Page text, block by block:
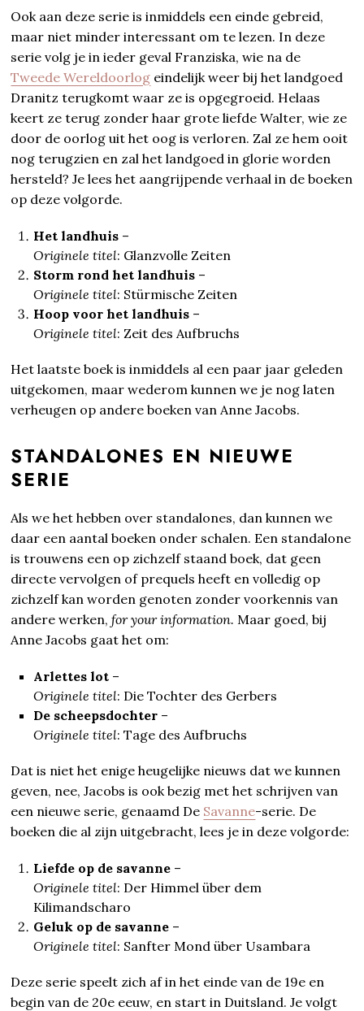
Ook aan deze serie is inmiddels een einde gebreid,
maar niet minder interessant om te lezen. In deze
serie volg je in ieder geval Franziska, wie na de
Tweede Wereldoorlog eindelijk weer bij het landgoed
Dranitz terugkomt waar ze is opgegroeid. Helaas
keert ze terug zonder haar grote liefde Walter, wie ze
door de oorlog uit het oog is verloren. Zal ze hem ooit
nog terugzien en zal het landgoed in glorie worden
hersteld? Je lees het aangrijpende verhaal in de boeken
op deze volgorde.
Het landhuis –
Originele titel: Glanzvolle Zeiten
Storm rond het landhuis –
Originele titel: Stürmische Zeiten
Hoop voor het landhuis –
Originele titel: Zeit des Aufbruchs
Het laatste boek is inmiddels al een paar jaar geleden
uitgekomen, maar wederom kunnen we je nog laten
verheugen op andere boeken van Anne Jacobs.
STANDALONES EN NIEUWE
SERIE
Als we het hebben over standalones, dan kunnen we
daar een aantal boeken onder schalen. Een standalone
is trouwens een op zichzelf staand boek, dat geen
directe vervolgen of prequels heeft en volledig op
zichzelf kan worden genoten zonder voorkennis van
andere werken,for your information. Maar goed, bij
Anne Jacobs gaat het om:
Arlettes lot –
Originele titel: Die Tochter des Gerbers
De scheepsdochter –
Originele titel: Tage des Aufbruchs
Dat is niet het enige heugelijke nieuws dat we kunnen
geven, nee, Jacobs is ook bezig met het schrijven van
een nieuwe serie, genaamd De Savanne-serie. De
boeken die al zijn uitgebracht, lees je in deze volgorde:
Liefde op de savanne –
Originele titel: Der Himmel über dem
Kilimandscharo
Geluk op de savanne –
Originele titel: Sanfter Mond über Usambara
Deze serie speelt zich af in het einde van de 19e en
begin van de 20e eeuw, en start in Duitsland. Je volgt